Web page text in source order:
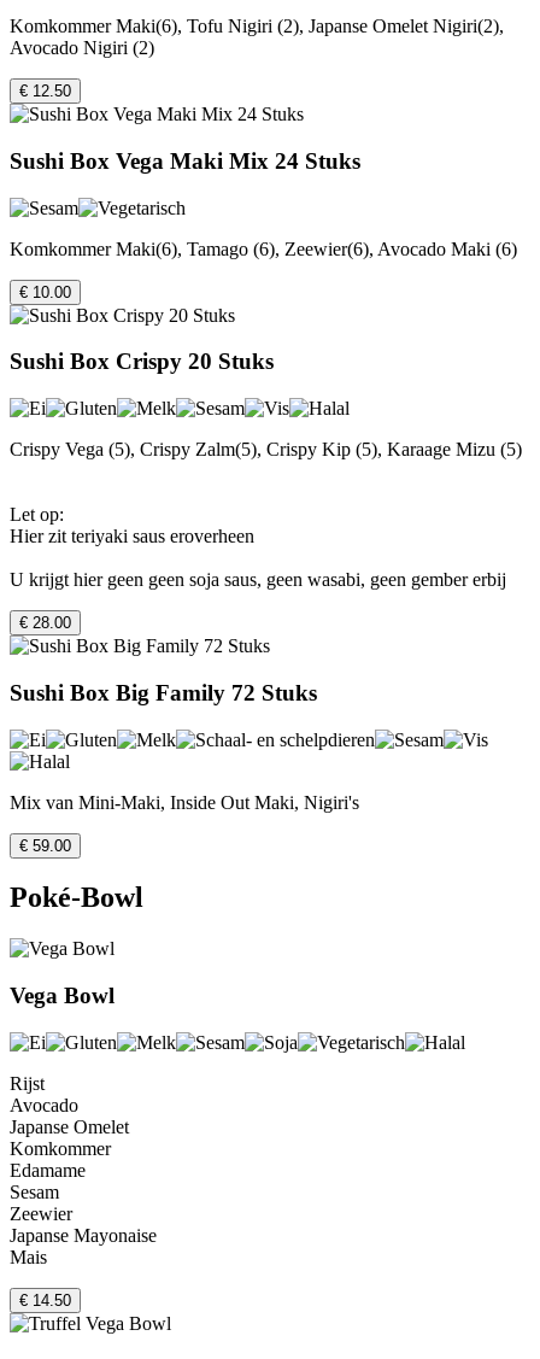
Komkommer Maki(6), Tofu Nigiri (2), Japanse Omelet Nigiri(2),
Avocado Nigiri (2)
€ 12.50
Sushi Box Vega Maki Mix 24 Stuks
Komkommer Maki(6), Tamago (6), Zeewier(6), Avocado Maki (6)
€ 10.00
Sushi Box Crispy 20 Stuks
Crispy Vega (5), Crispy Zalm(5), Crispy Kip (5), Karaage Mizu (5)
Let op:
Hier zit teriyaki saus eroverheen
U krijgt hier geen geen soja saus, geen wasabi, geen gember erbij
€ 28.00
Sushi Box Big Family 72 Stuks
Mix van Mini-Maki, Inside Out Maki, Nigiri's
€ 59.00
Poké-Bowl
Vega Bowl
Rijst
Avocado
Japanse Omelet
Komkommer
Edamame
Sesam
Zeewier
Japanse Mayonaise
Mais
€ 14.50